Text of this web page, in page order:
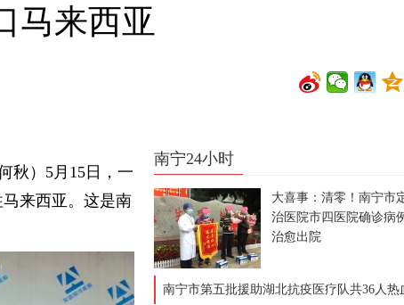
马来西亚
秋）5月15日，一
来西亚。这是南
南宁24小时
大喜事：清零！南宁市
治医院市四医院确诊病
治愈出院
南宁市第五批援助湖北抗疫医疗队共36人热